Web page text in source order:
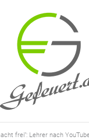
frei“: Lehrer nach